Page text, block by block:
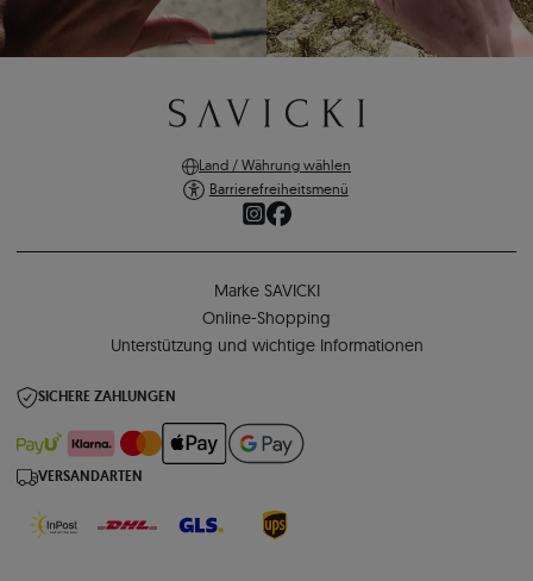
Land / Währung wählen
Barrierefreiheitsmenü
Marke SAVICKI
Online-Shopping
Unterstützung und wichtige Informationen
SICHERE ZAHLUNGEN
VERSANDARTEN